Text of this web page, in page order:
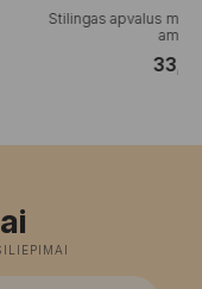
Stilingas apvalus